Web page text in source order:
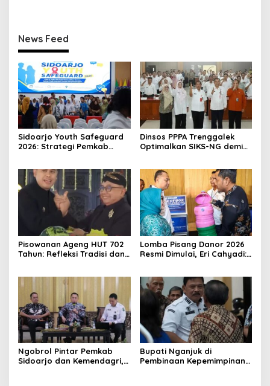
News Feed
Sidoarjo Youth Safeguard
2026: Strategi Pemkab
Dinsos PPPA Trenggalek
Optimalkan SIKS-NG demi
Pisowanan Ageng HUT 702
Tahun: Refleksi Tradisi dan
Lomba Pisang Danor 2026
Resmi Dimulai, Eri Cahyadi:
Ngobrol Pintar Pemkab
Sidoarjo dan Kemendagri,
Bupati Nganjuk di
Pembinaan Kepemimpinan